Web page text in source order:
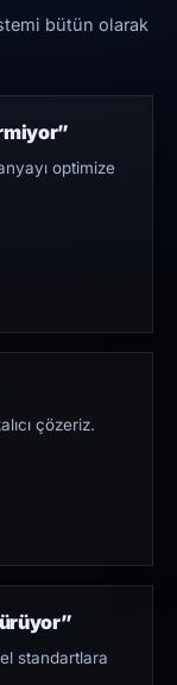
bütün olarak
optimize
çözeriz.
standartlara